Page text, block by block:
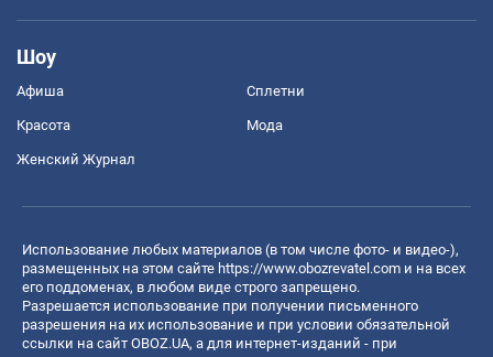
Шоу
Афиша Сплетни
Красота Мода
Женский Журнал
Использование любых материалов (в том числе фото- и видео-),
размещенных на этом сайте https://www.obozrevatel.com и на всех
его поддоменах, в любом виде строго запрещено.
Разрешается использование при получении письменного
разрешения на их использование и при условии обязательной
ссылки на сайт OBOZ.UA, а для интернет-изданий - при